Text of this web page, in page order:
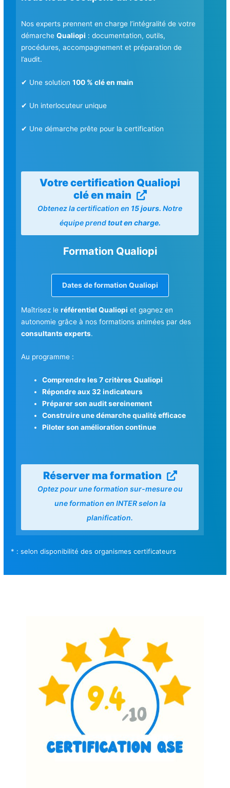
Nos experts prennent en charge l’intégralité de votre
démarcheQualiopi : documentation, outils,
procédures, accompagnement et préparation de
l’audit.
✔ Une solution100 % clé en main
✔ Un interlocuteur unique
✔ Une démarche prête pour la certification
Votre certification Qualiopi
clé en main
Obtenez la certification en 15 jours. Notre
équipe prendtout en charge.
Formation Qualiopi
Dates de formation Qualiopi
Maîtrisez leréférentiel Qualiopi et gagnez en
autonomie grâce à nos formations animées par des
consultants experts.
Au programme :
Comprendre les 7 critères Qualiopi
Répondre aux 32 indicateurs
Préparer son audit sereinement
Construire une démarche qualité efficace
Piloter son amélioration continue
Réserver ma formation
Optez pour une formation sur-mesure ou
une formation en INTER selon la
planification.
* : selon disponibilité des organismes certificateurs